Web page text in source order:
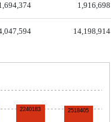
1,916,698
14,198,914
2240183 2518405